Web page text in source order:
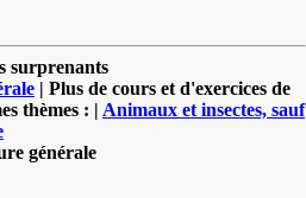
surprenants
| Plus de cours et d'exercices de
thèmes : | Animaux et insectes, sauf
générale